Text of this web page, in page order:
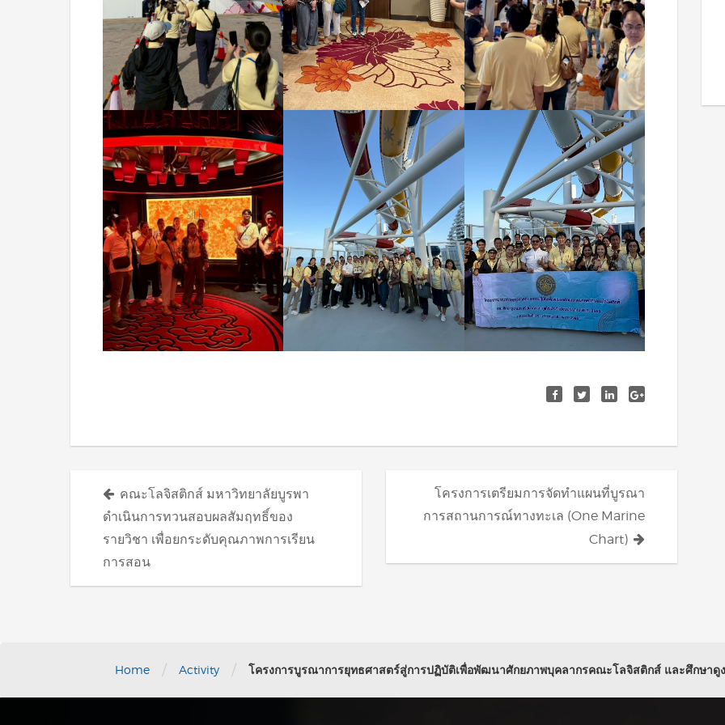
Posts
navigation
คณะโลจิสติกส์ มหาวิทยาลัยบูรพา
ดำเนินการทวนสอบผลสัมฤทธิ์ของ
รายวิชา เพื่อยกระดับคุณภาพการเรียน
การสอน
โครงการเตรียมการจัดทำแผนที่บูรณา
การสถานการณ์ทางทะเล (One Marine
Chart)
Home / Activity / โครงการบูรณาการยุทธศาสตร์สู่การปฏิบัติเพื่อพัฒนาศักยภาพบุคลากรคณะโลจิสติกส์ และศึกษาดูง